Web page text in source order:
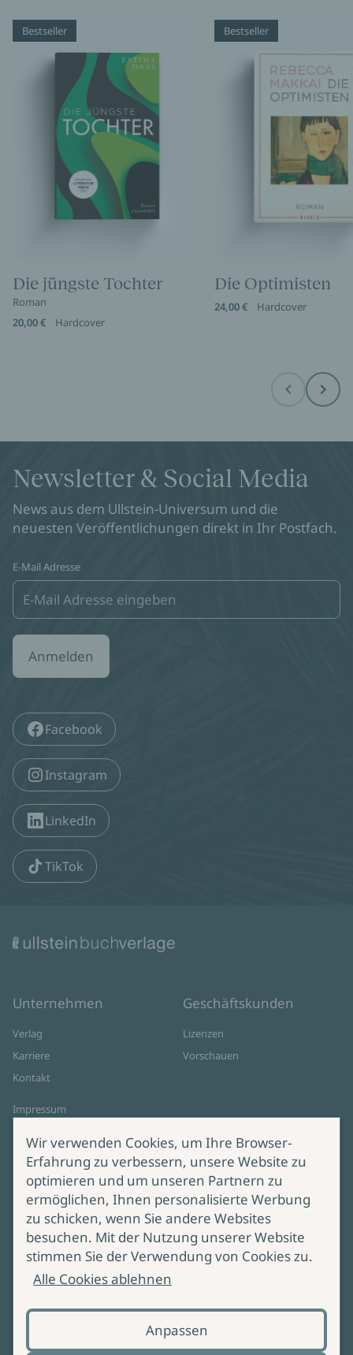
Bestseller
Die jüngste Tochter
Roman
20,00 €
Hardcover
Bestseller
Die Optimisten
24,00 € Hardcover
Before Next
Newsletter & Social Media
News aus dem Ullstein-Universum und die
neuesten Veröffentlichungen direkt in Ihr Postfach.
E-Mail Adresse
Anmelden
Facebook
Instagram
LinkedIn
TikTok
Unternehmen
Verlag
Karriere
Kontakt
Impressum
Cookie-Einstellungen
AGB Online Shop
Geschäftskunden
Lizenzen
Vorschauen
Service
Lieferung & Versand
Produktsicherheit
Bei Fragen zur Produktsicherheit
wenden Sie sich bitte an
Wir verwenden Cookies, um Ihre Browser-
Erfahrung zu verbessern, unsere Website zu
optimieren und um unseren Partnern zu
ermöglichen, Ihnen personalisierte Werbung
zu schicken, wenn Sie andere Websites
besuchen. Mit der Nutzung unserer Website
stimmen Sie der Verwendung von Cookies zu.
Alle Cookies ablehnen
Anpassen